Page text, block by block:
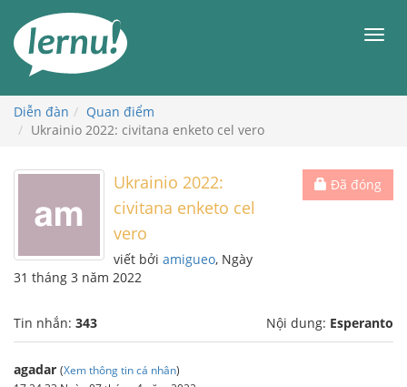
đến
phần
dung
Diễn đàn
Quan điểm
Ukrainio 2022: civitana enketo cel vero
Đã đóng
Ukrainio 2022:
civitana enketo cel
vero
viết bởi amigueo, Ngày
31 tháng 3 năm 2022
Tin nhắn: 343 Nội dung: Esperanto
agadar (Xem thông tin cá nhân)